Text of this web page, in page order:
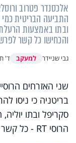
אלכסנדר פטרוב
התביעה הבריטית
והכחישו כל קשר
גבי שניידר למעקב ד'
שני האזרחים
בריטניה כי ניסו
סקריפל ובתו
הרוסי RT - כל קשר לפרשה.